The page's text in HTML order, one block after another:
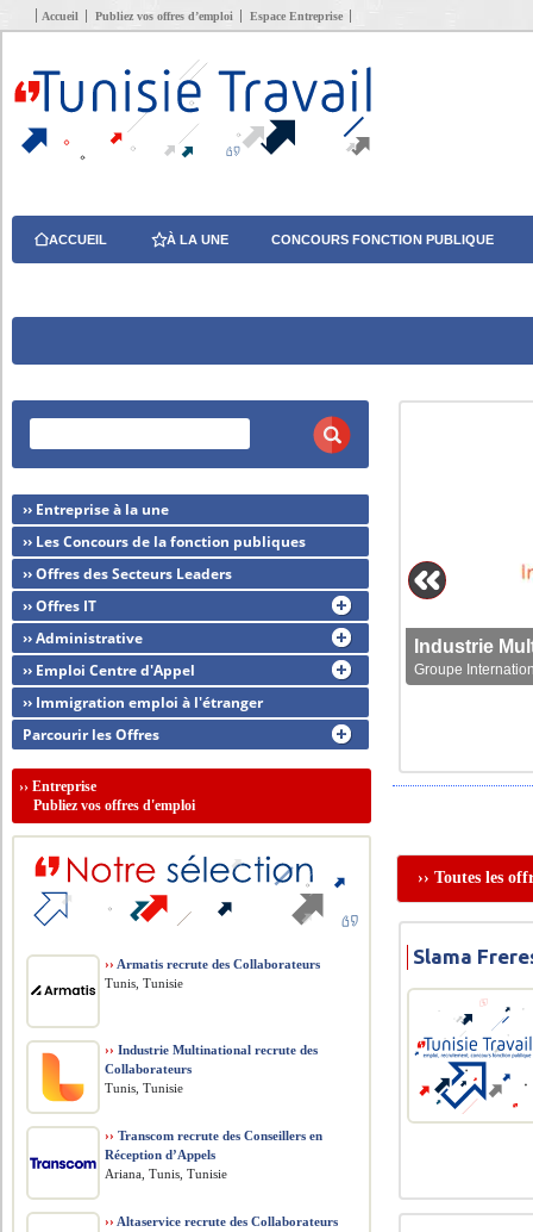
Accueil Publiez vos offres d’emploi Espace Entreprise
ACCUEIL À LA UNE CONCOURS FONCTION PUBLIQUE
Groupe
›› Toutes les
Slama
›› Entreprise à la une
›› Les Concours de la fonction publiques
›› Offres des Secteurs Leaders
›› Offres IT
›› Administrative
›› Emploi Centre d'Appel
›› Immigration emploi à l'étranger
Parcourir les Offres
››Entreprise
Publiez vos offres d'emploi
›› Armatis recrute des Collaborateurs
Tunis, Tunisie
›› Industrie Multinational recrute des
Collaborateurs
Tunis, Tunisie
›› Transcom recrute des Conseillers en
Réception d’Appels
Ariana, Tunis, Tunisie
›› Altaservice recrute des Collaborateurs